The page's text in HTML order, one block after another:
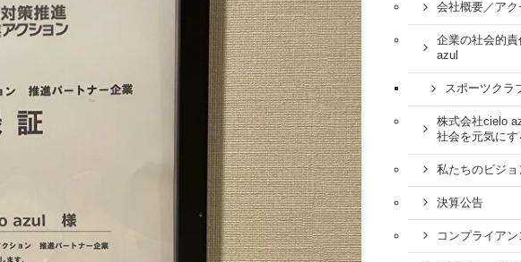
会社概要／アク
企業の社会的
azul
スポーツクラ
株式会社cielo
社会を元気にす
私たちのビジ
決算公告
コンプライア